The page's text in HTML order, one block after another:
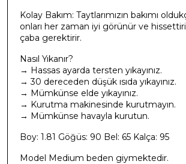
Kolay Bakım: Taytlarımızın bakımı
onları her zaman iyi görünür ve
çaba gerektirir.
Nasıl Yıkanır?
→ Hassas ayarda tersten yıkayınız.
→ 30 dereceden düşük ısıda yıkayınız.
→ Mümkünse elde yıkayınız.
→ Kurutma makinesinde kurutmayın.
→ Mümkünse havayla kurutun.
Boy: 1.81 Göğüs: 90 Bel: 65 Kalça: 95
Model Medium beden giymektedir.